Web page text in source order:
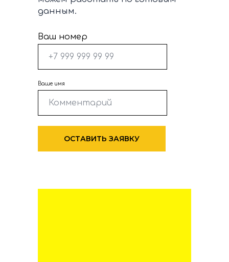
данным.
Ваш номер
Ваше имя
ОСТАВИТЬ ЗАЯВКУ